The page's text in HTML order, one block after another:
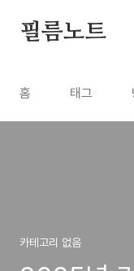
필름노트
홈 태그
카테고리 없음